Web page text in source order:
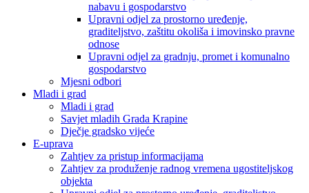
nabavu i gospodarstvo
Upravni odjel za prostorno uređenje,
graditeljstvo, zaštitu okoliša i imovinsko pravne
odnose
Upravni odjel za gradnju, promet i komunalno
gospodarstvo
Mjesni odbori
Mladi i grad
Mladi i grad
Savjet mladih Grada Krapine
Dječje gradsko vijeće
E-uprava
Zahtjev za pristup informacijama
Zahtjev za produženje radnog vremena ugostiteljskog
objekta